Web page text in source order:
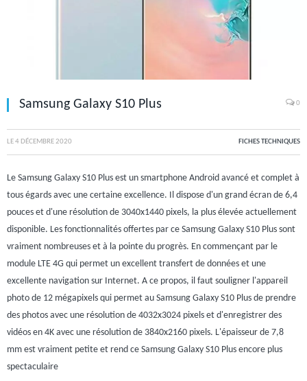
Samsung Galaxy S10 Plus 0
LE4 DÉCEMBRE 2020 FICHES TECHNIQUES
Le Samsung Galaxy S10 Plus est un smartphone Android avancé et complet à
tous égards avec une certaine excellence. Il dispose d'un grand écran de 6,4
pouces et d'une résolution de 3040x1440 pixels, la plus élevée actuellement
disponible. Les fonctionnalités offertes par ce Samsung Galaxy S10 Plus sont
vraiment nombreuses et à la pointe du progrès. En commençant par le
module LTE 4G qui permet un excellent transfert de données et une
excellente navigation sur Internet. A ce propos, il faut souligner l'appareil
photo de 12 mégapixels qui permet au Samsung Galaxy S10 Plus de prendre
des photos avec une résolution de 4032x3024 pixels et d'enregistrer des
vidéos en 4K avec une résolution de 3840x2160 pixels. L'épaisseur de 7,8
mm est vraiment petite et rend ce Samsung Galaxy S10 Plus encore plus
spectaculaire